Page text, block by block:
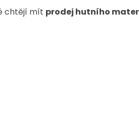
chtějí mít prodej hutního